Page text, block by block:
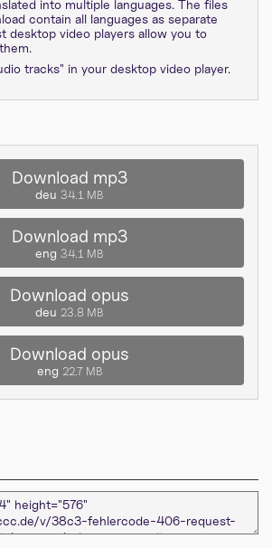
into multiple languages. The files
contain all languages as separate
desktop video players allow you to
tracks" in your desktop video player.
Download mp3
deu 34.1 MB
Download mp3
eng 34.1 MB
Download opus
deu 23.8 MB
Download opus
eng 22.7 MB